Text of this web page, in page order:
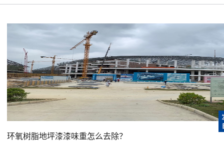
环氧树脂地坪漆漆味重怎么去除？